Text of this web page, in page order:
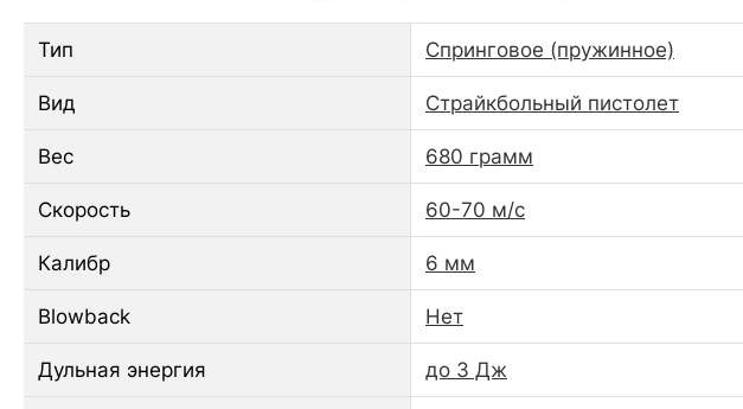
Тип Спринговое (пружинное)
Вид Страйкбольный пистолет
Вес 680 грамм
Скорость 60-70 м/с
Калибр 6 мм
Blowback Нет
Дульная энергия до 3 Дж